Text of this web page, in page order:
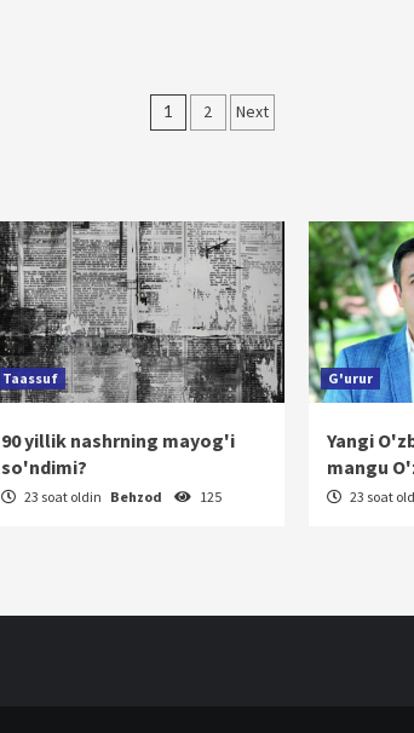
Maqolalar
1 2 Next
Taassuf
90 yillik nashrning mayog'i
so'ndimi?
23 soat oldin Behzod 125
G'urur
Yangi
mangu
23 soat